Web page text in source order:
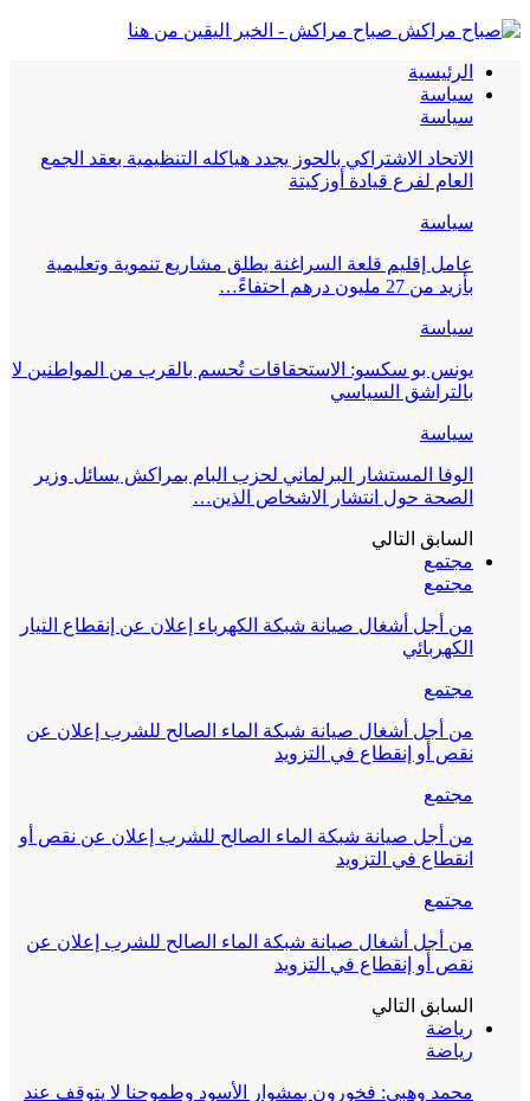
صباح مراكش - الخبر اليقين من هنا
الرئيسية
سياسة
سياسة
الاتحاد الاشتراكي بالحوز يجدد هياكله التنظيمية بعقد الجمع
العام لفرع قيادة أوزكيتة
سياسة
عامل إقليم قلعة السراغنة يطلق مشاريع تنموية وتعليمية
بأزيد من 27 مليون درهم احتفاءً…
سياسة
يونس بو سكسو: الاستحقاقات تُحسم بالقرب من المواطنين لا
بالتراشق السياسي
سياسة
الوفا المستشار البرلماني لحزب البام بمراكش يسائل وزير
الصحة حول انتشار الاشخاص الذين…
السابق التالي
مجتمع
مجتمع
من أجل أشغال صيانة شبكة الكهرباء إعلان عن إنقطاع التيار
الكهربائي
مجتمع
من أجل أشغال صيانة شبكة الماء الصالح للشرب إعلان عن
نقص أو إنقطاع في التزويد
مجتمع
من أجل صيانة شبكة الماء الصالح للشرب إعلان عن نقص أو
انقطاع في التزويد
مجتمع
من أجل أشغال صيانة شبكة الماء الصالح للشرب إعلان عن
نقص أو إنقطاع في التزويد
السابق التالي
رياضة
رياضة
محمد وهبي: فخورون بمشوار الأسود وطموحنا لا يتوقف عند